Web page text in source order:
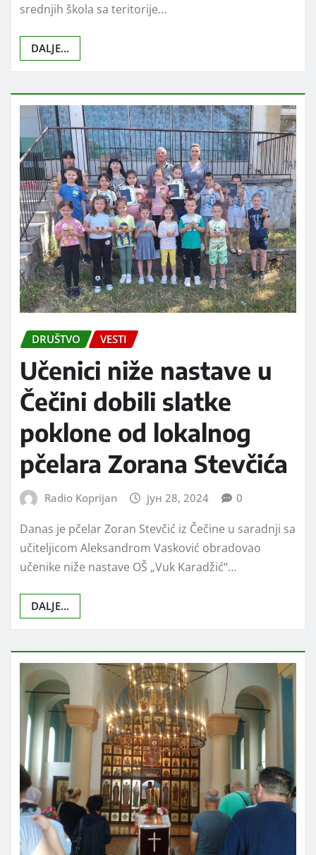
srednjih škola sa teritorije…
DALJE...
DRUŠTVO VESTI
Učenici niže nastave u
Čečini dobili slatke
poklone od lokalnog
pčelara Zorana Stevčića
Radio Koprijan јун 28, 2024 0
Danas je pčelar Zoran Stevčić iz Čečine u saradnji sa
učiteljicom Aleksandrom Vasković obradovao
učenike niže nastave OŠ „Vuk Karadžić“…
DALJE...